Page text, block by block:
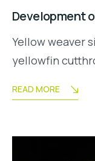
Development
Yellow weaver
yellowfin
READ MORE